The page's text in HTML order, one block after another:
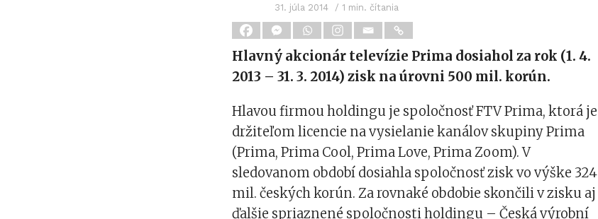
31. júla 2014 / 1 min. čítania
Hlavný akcionár televízie Prima dosiahol za rok (1. 4.
2013 – 31. 3. 2014) zisk na úrovni 500 mil. korún.
Hlavou firmou holdingu je spoločnosť FTV Prima, ktorá je
držiteľom licencie na vysielanie kanálov skupiny Prima
(Prima, Prima Cool, Prima Love, Prima Zoom). V
sledovanom období dosiahla spoločnosť zisk vo výške 324
mil. českých korún. Za rovnaké obdobie skončili v zisku aj
ďalšie spriaznené spoločnosti holdingu – Česká výrobní